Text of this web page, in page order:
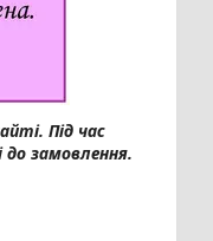
Під час
замовлення.